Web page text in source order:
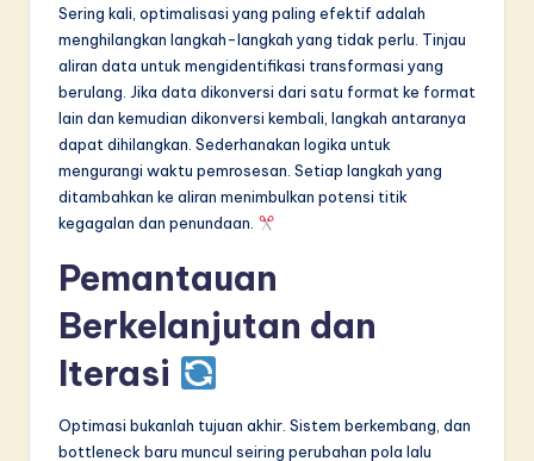
Sering kali, optimalisasi yang paling efektif adalah
menghilangkan langkah-langkah yang tidak perlu. Tinjau
aliran data untuk mengidentifikasi transformasi yang
berulang. Jika data dikonversi dari satu format ke format
lain dan kemudian dikonversi kembali, langkah antaranya
dapat dihilangkan. Sederhanakan logika untuk
mengurangi waktu pemrosesan. Setiap langkah yang
ditambahkan ke aliran menimbulkan potensi titik
kegagalan dan penundaan.
Pemantauan
Berkelanjutan dan
Iterasi
Optimasi bukanlah tujuan akhir. Sistem berkembang, dan
bottleneck baru muncul seiring perubahan pola lalu